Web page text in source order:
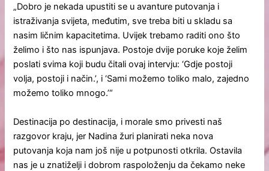
„Dobro je nekada upustiti se u avanture putovanja i
istraživanja svijeta, međutim, sve treba biti u skladu sa
nasim ličnim kapacitetima. Uvijek trebamo raditi ono što
želimo i što nas ispunjava. Postoje dvije poruke koje želim
poslati svima koji budu čitali ovaj intervju: ‘Gdje postoji
volja, postoji i način.’, i ‘Sami možemo toliko malo, zajedno
možemo toliko mnogo.’“
Destinacija po destinacija, i morale smo privesti naš
razgovor kraju, jer Nadina žuri planirati neka nova
putovanja koja nam još nije u potpunosti otkrila. Ostavila
nas je u znatiželji i dobrom raspoloženju da čekamo neke